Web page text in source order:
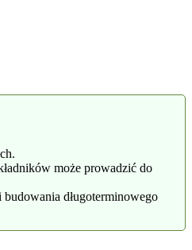
może prowadzić do
długoterminowego